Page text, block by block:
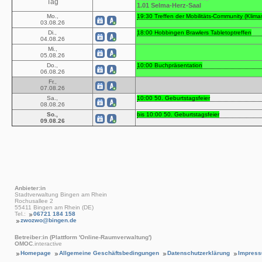
Tag 1.01 Selma-Herz-Saal
Mo.,
03.08.26
19:30 Treffen der Mobilitäts-Community
Di.,
04.08.26
18:00 Hobbingen Brawlers Tabletoptreffen
Mi.,
05.08.26
Do.,
06.08.26
10:00 Buchpräsentation
Fr.,
07.08.26
Sa.,
08.08.26
10:00 50. Geburtstagsfeier
So.,
09.08.26
bis 10:00 50. Geburtstagsfeier
Anbieter:in
Stadtverwaltung Bingen am Rhein
Rochusallee 2
55411 Bingen am Rhein (DE)
Tel.:
06721 184 158
zwozwo@bingen.de
Betreiber:in (Plattform 'Online-Raumverwaltung')
OMOC .interactive
Homepage
Allgemeine Geschäftsbedingungen Datenschutzerklärung